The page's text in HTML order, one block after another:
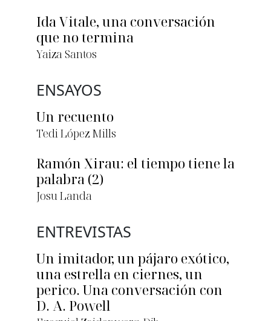
Ida Vitale, una conversación
que no termina
Yaiza Santos
ENSAYOS
Un recuento
Tedi López Mills
Ramón Xirau: el tiempo tiene la
palabra (2)
Josu Landa
ENTREVISTAS
Un imitador, un pájaro exótico,
una estrella en ciernes, un
perico. Una conversación con
D. A. Powell